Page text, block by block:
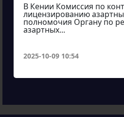
В Кении Комиссия по
лицензированию
полномочия Органу по
азартных...
2025-10-09 10:54